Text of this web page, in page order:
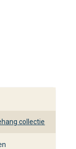
collectie